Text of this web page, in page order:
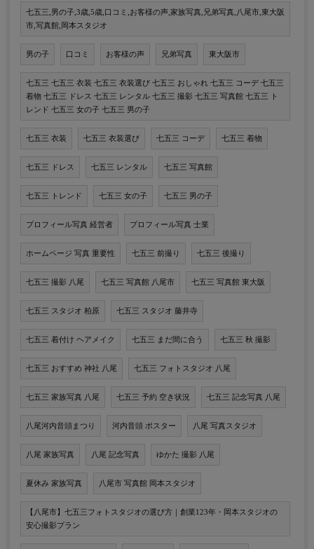
七五三,男の子,3歳,5歳,口コミ,お客様の声,家族写真,兄弟写真,八尾市,東大阪
市,写真館,岡本スタジオ
男の子 口コミ お客様の声 兄弟写真 東大阪市
七五三 七五三 衣装 七五三 衣装選び 七五三 おしゃれ 七五三 コーデ 七五三
着物 七五三 ドレス 七五三 レンタル 七五三 撮影 七五三 写真館 七五三 ト
レンド 七五三 女の子 七五三 男の子
七五三 衣装 七五三 衣装選び 七五三 コーデ 七五三 着物
七五三 ドレス 七五三 レンタル 七五三 写真館
七五三 トレンド 七五三 女の子 七五三 男の子
プロフィール写真 経営者 プロフィール写真 士業
ホームページ 写真 重要性 七五三 前撮り 七五三 後撮り
七五三 撮影 八尾 七五三 写真館 八尾市 七五三 写真館 東大阪
七五三 スタジオ 柏原 七五三 スタジオ 藤井寺
七五三 着付け ヘアメイク 七五三 まだ間に合う 七五三 秋 撮影
七五三 おすすめ 神社 八尾 七五三 フォトスタジオ 八尾
七五三 家族写真 八尾 七五三 予約 空き状況 七五三 記念写真 八尾
八尾河内音頭まつり 河内音頭 ポスター 八尾 写真スタジオ
八尾 家族写真 八尾 記念写真 ゆかた 撮影 八尾
夏休み 家族写真 八尾市 写真館 岡本スタジオ
【八尾市】七五三フォトスタジオの選び方｜創業123年・岡本スタジオの
安心撮影プラン